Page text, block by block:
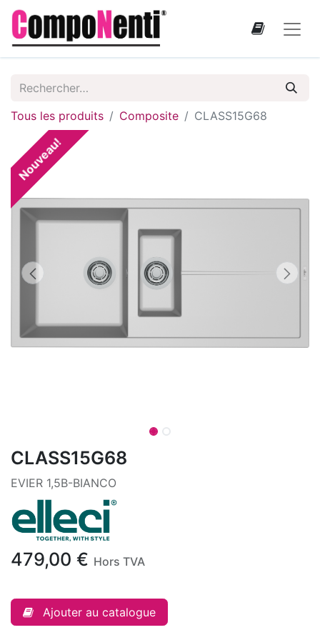
Tous les produits Composite CLASS15G68
Nouveau!
CLASS15G68
EVIER 1,5B-BIANCO
479,00 € Hors TVA
Ajouter au catalogue